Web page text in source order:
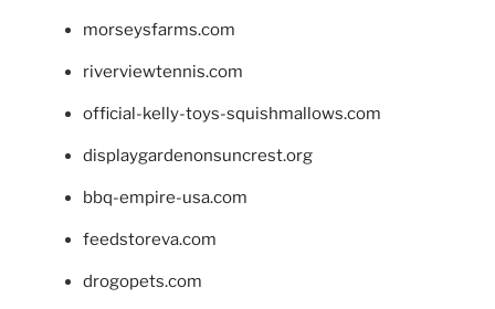
morseysfarms.com
riverviewtennis.com
official-kelly-toys-squishmallows.com
displaygardenonsuncrest.org
bbq-empire-usa.com
feedstoreva.com
drogopets.com